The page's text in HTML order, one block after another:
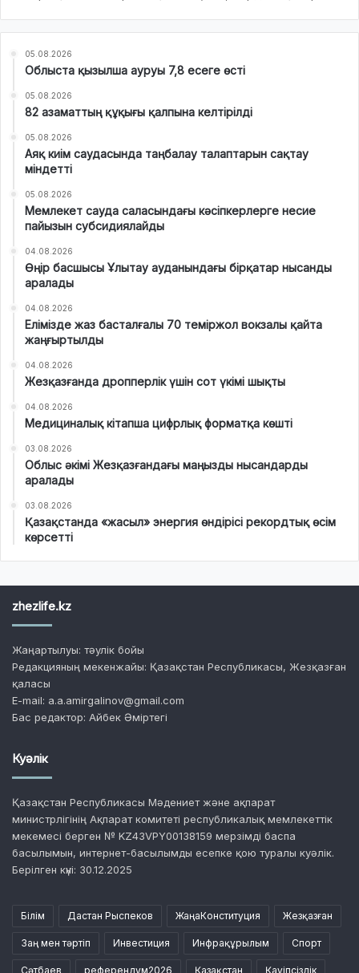
05.08.2026
Облыста қызылша ауруы 7,8 есеге өсті
05.08.2026
82 азаматтың құқығы қалпына келтірілді
05.08.2026
Аяқ киім саудасында таңбалау талаптарын сақтау
міндетті
05.08.2026
Мемлекет сауда саласындағы кәсіпкерлерге несие
пайызын субсидиялайды
04.08.2026
Өңір басшысы Ұлытау ауданындағы бірқатар нысанды
аралады
04.08.2026
Елімізде жаз басталғалы 70 теміржол вокзалы қайта
жаңғыртылды
04.08.2026
Жезқазғанда дропперлік үшін сот үкімі шықты
04.08.2026
Медициналық кітапша цифрлық форматқа көшті
03.08.2026
Облыс әкімі Жезқазғандағы маңызды нысандарды
аралады
03.08.2026
Қазақстанда «жасыл» энергия өндірісі рекордтық өсім
көрсетті
zhezlife.kz
Жаңартылуы: тәулік бойы
Редакцияның мекенжайы: Қазақстан Республикасы, Жезқазған
қаласы
E-mail: a.a.amirgalinov@gmail.com
Бас редактор: Айбек Әміртегі
Куәлік
Қазақстан Республикасы Мәдениет және ақпарат
министрлігінің Ақпарат комитеті республикалық мемлекеттік
мекемесі берген № KZ43VPY00138159 мерзімді баспа
басылымын, интернет-басылымды есепке қою туралы куәлік.
Берілген күні: 30.12.2025
Білім Дастан Рыспеков ЖаңаКонституция Жезқазған
Заң мен тәртіп Инвестиция Инфрақұрылым Спорт
Сәтбаев референдум2026 Қазақстан Қауіпсіздік